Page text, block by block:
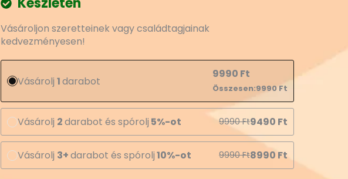
Vásároljon szeretteinek vagy családtagjainak
kedvezményesen!
Vásárolj 1darabot
9990 Ft
Összesen:9990Ft
Vásárolj 2darabot és spórolj 5%-ot 9990Ft9490 Ft
Vásárolj 3+darabot és spórolj10%-ot 9990Ft8990 Ft
Tánca
Tumbler
mennyiség